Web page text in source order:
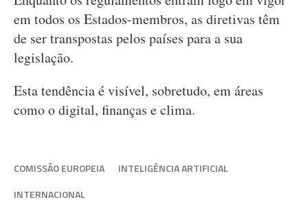
em todos os Estados-membros, as diretivas têm
de ser transpostas pelos países para a sua
legislação.
Esta tendência é visível, sobretudo, em áreas
como o digital, finanças e clima.
COMISSÃO EUROPEIA
INTELIGÊNCIA ARTIFICIAL
INTERNACIONAL